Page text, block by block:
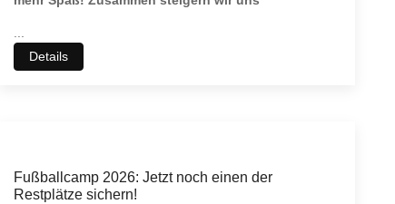
...
Details
Fußballcamp 2026: Jetzt noch einen der
Restplätze sichern!